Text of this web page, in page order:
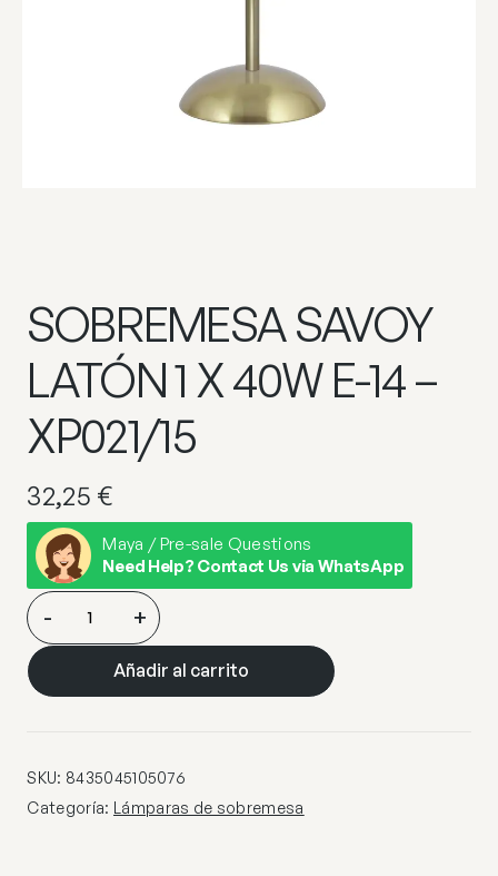
SOBREMESA SAVOY
LATÓN 1 X 40W E-14 –
XP021/15
32,25 €
Maya / Pre-sale Questions
Need Help? Contact Us via WhatsApp
SOBREMESA
SAVOY
LATÓN
1
E-
14
- +
Añadir al carrito
SKU: 8435045105076
Categoría: Lámparas de sobremesa